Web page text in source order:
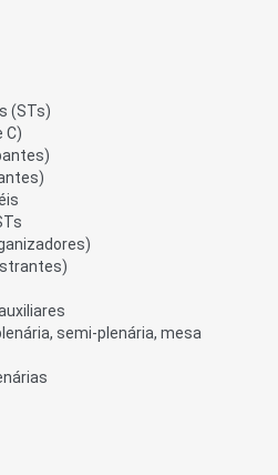
(STs)
C)
semi-plenária, mesa